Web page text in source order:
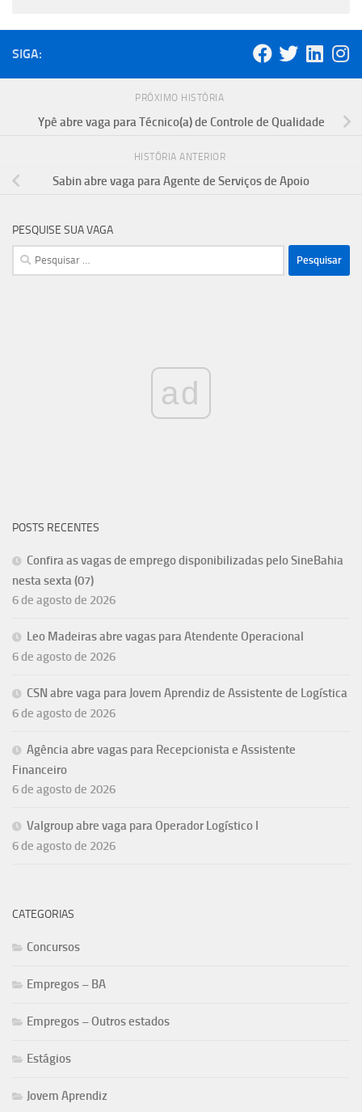
SIGA:
PRÓXIMO HISTÓRIA
Ypê abre vaga para Técnico(a) de Controle de Qualidade
HISTÓRIA ANTERIOR
Sabin abre vaga para Agente de Serviços de Apoio
PESQUISE SUA VAGA
Pesquisar
por:
ad
POSTS RECENTES
Confira as vagas de emprego disponibilizadas pelo SineBahia
nesta sexta (07)
6 de agosto de 2026
Leo Madeiras abre vagas para Atendente Operacional
6 de agosto de 2026
CSN abre vaga para Jovem Aprendiz de Assistente de Logística
6 de agosto de 2026
Agência abre vagas para Recepcionista e Assistente
Financeiro
6 de agosto de 2026
Valgroup abre vaga para Operador Logístico I
6 de agosto de 2026
CATEGORIAS
Concursos
Empregos – BA
Empregos – Outros estados
Estágios
Jovem Aprendiz